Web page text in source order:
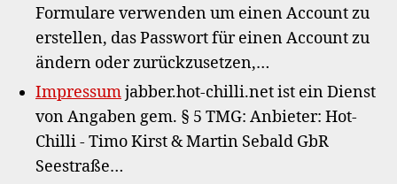
Formulare verwenden um einen Account zu
erstellen, das Passwort für einen Account zu
ändern oder zurückzusetzen,…
Impressumjabber.hot-chilli.net ist ein Dienst
von Angaben gem. § 5 TMG: Anbieter: Hot-
Chilli - Timo Kirst & Martin Sebald GbR
Seestraße…